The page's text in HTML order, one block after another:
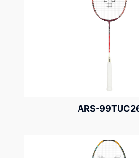
ARS-